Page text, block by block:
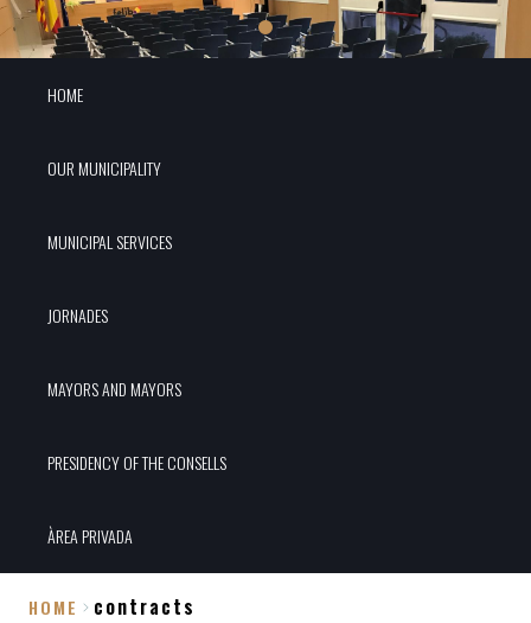
HOME
OUR MUNICIPALITY
MUNICIPAL SERVICES
JORNADES
MAYORS AND MAYORS
PRESIDENCY OF THE CONSELLS
ÀREA PRIVADA
HOME contracts